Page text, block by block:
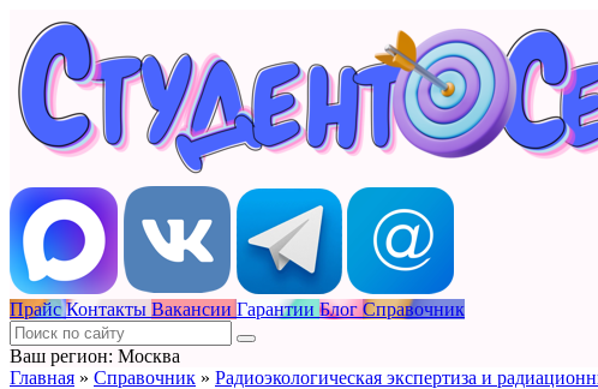
Прайс Контакты Вакансии Гарантии Блог Справочник
Ваш регион: Москва
Главная » Справочник » Радиоэкологическая экспертиза и